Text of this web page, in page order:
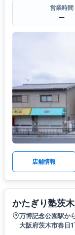
営業時間
ー
店舗情報
かたぎり塾茨
万博記念公園駅か
大阪府茨木市春日